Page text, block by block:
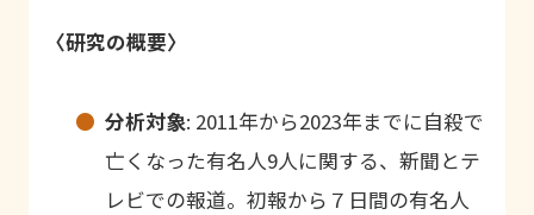
〈研究の概要〉
分析対象: 2011年から2023年までに自殺で
亡くなった有名人9人に関する、新聞とテ
レビでの報道。初報から７日間の有名人